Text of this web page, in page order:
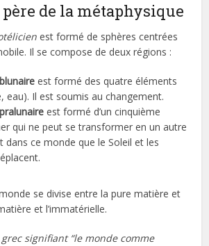
de la métaphysique
est formé de sphères centrées
Il se compose de deux régions :
est formé des quatre éléments
eau). Il est soumis au changement.
est formé d’un cinquième
qui ne peut se transformer en un autre
dans ce monde que le Soleil et les
se divise entre la pure matière et
et l’immatérielle.
signifiant “le monde comme